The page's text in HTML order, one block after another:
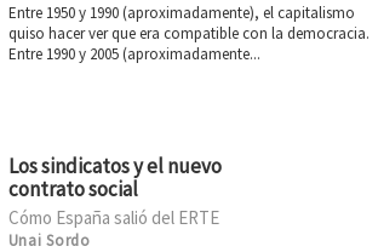
Entre 1950 y 1990 (aproximadamente), el capitalismo
quiso hacer ver que era compatible con la democracia.
Entre 1990 y 2005 (aproximadamente...
Los sindicatos y el nuevo
contrato social
Cómo España salió del ERTE
Unai Sordo